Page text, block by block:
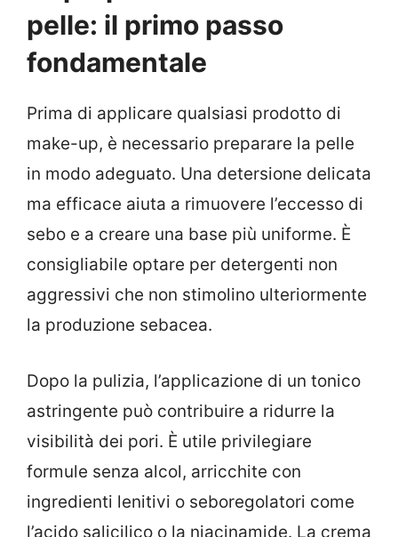
pelle: il primo passo
fondamentale
Prima di applicare qualsiasi prodotto di
make-up, è necessario preparare la pelle
in modo adeguato. Una detersione delicata
ma efficace aiuta a rimuovere l’eccesso di
sebo e a creare una base più uniforme. È
consigliabile optare per detergenti non
aggressivi che non stimolino ulteriormente
la produzione sebacea.
Dopo la pulizia, l’applicazione di un tonico
astringente può contribuire a ridurre la
visibilità dei pori. È utile privilegiare
formule senza alcol, arricchite con
ingredienti lenitivi o seboregolatori come
l’acido salicilico o la niacinamide. La crema